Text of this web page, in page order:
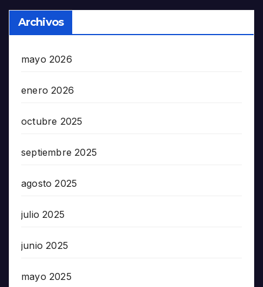
Archivos
mayo 2026
enero 2026
octubre 2025
septiembre 2025
agosto 2025
julio 2025
junio 2025
mayo 2025